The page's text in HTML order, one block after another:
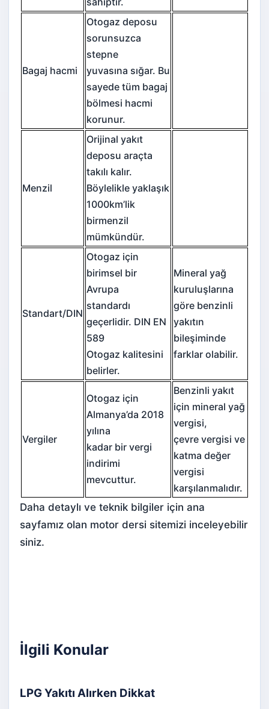
Bagaj hacmi
Otogaz deposu
sorunsuzca
stepne
yuvasına sığar. Bu
sayede tüm bagaj
bölmesi hacmi
korunur.
Menzil
Orijinal yakıt
deposu araçta
takılı kalır.
Böylelikle yaklaşık
1000km’lik
birmenzil
mümkündür.
Standart/DIN
Otogaz için
birimsel bir
Avrupa
standardı
geçerlidir. DIN EN
589
Otogaz kalitesini
belirler.
Mineral yağ
kuruluşlarına
göre benzinli
yakıtın
bileşiminde
farklar olabilir.
Vergiler
Otogaz için
Almanya’da 2018
yılına
kadar bir vergi
indirimi
mevcuttur.
Benzinli yakıt
için mineral yağ
vergisi,
çevre vergisi ve
katma değer
vergisi
karşılanmalıdır.
Daha detaylı ve teknik bilgiler için ana
sayfamız olan motor dersi sitemizi inceleyebilir
siniz.
İlgili Konular
LPG Yakıtı Alırken Dikkat